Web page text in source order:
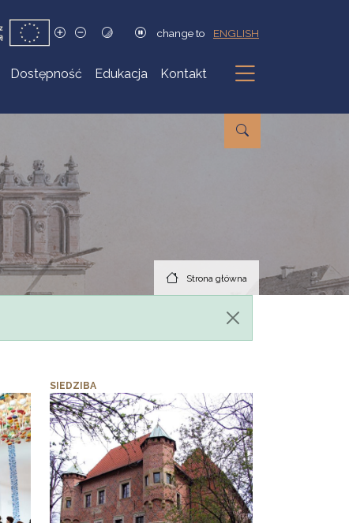
change to ENGLISH
Dostępność Edukacja Kontakt
Podmenu
Strona główna
SIEDZIBA